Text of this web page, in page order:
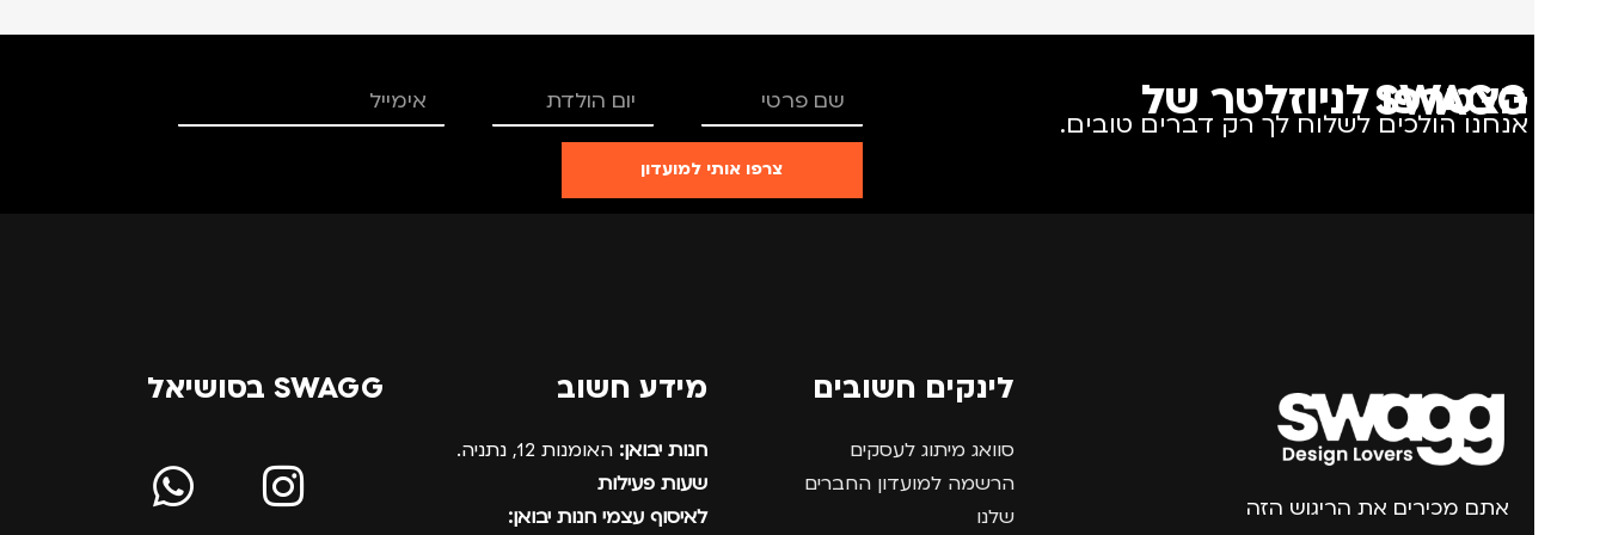
הצטרפו לניוזלטר של SWAGG
אנחנו הולכים לשלוח לך רק דברים טובים.
צרפו אותי למועדון
אתם מכירים את הריגוש הזה
לינקים חשובים
סוואג מיתוג לעסקים
הרשמה למועדון החברים
שלנו
מידע חשוב
חנות יבואן: האומנות 12, נתניה.
שעות פעילות
לאיסוף עצמי חנות יבואן:
SWAGG בסושיאל